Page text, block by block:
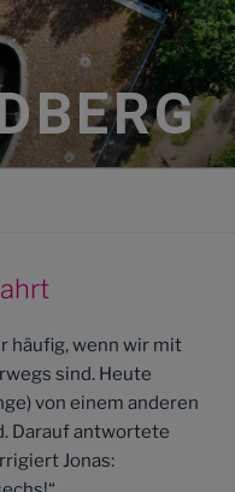
häufig, wenn wir mit
sind. Heute
von einem anderen
Darauf antwortete
Jonas: